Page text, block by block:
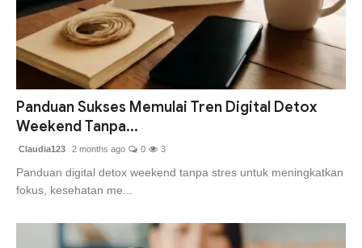
Panduan Sukses Memulai Tren Digital Detox
Weekend Tanpa...
Claudia123 2 months ago 0 3
Panduan digital detox weekend tanpa stres untuk meningkatkan
fokus, kesehatan me...